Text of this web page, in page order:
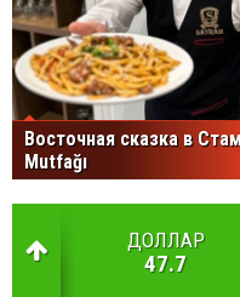
Восточная сказка в
Mutfağı
ДОЛЛАР
47.7